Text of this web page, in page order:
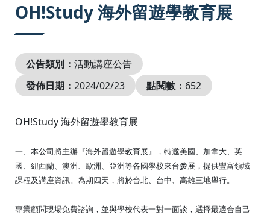
OH!Study 海外留遊學教育展
公告類別： 活動講座公告
發佈日期： 2024/02/23 點閱數： 652
OH!Study 海外留遊學教育展
一、本公司將主辦『海外留遊學教育展』，特邀美國、加拿大、英
國、紐西蘭、澳洲、歐洲、亞洲等各國學校來台參展，提供豐富領域
課程及講座資訊。為期四天，將於台北、台中、高雄三地舉行。
專業顧問現場免費諮詢，並與學校代表一對一面談，選擇最適合自己